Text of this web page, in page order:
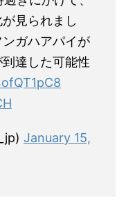
見られまし
ガハアパイが
達した可能性
January 15,